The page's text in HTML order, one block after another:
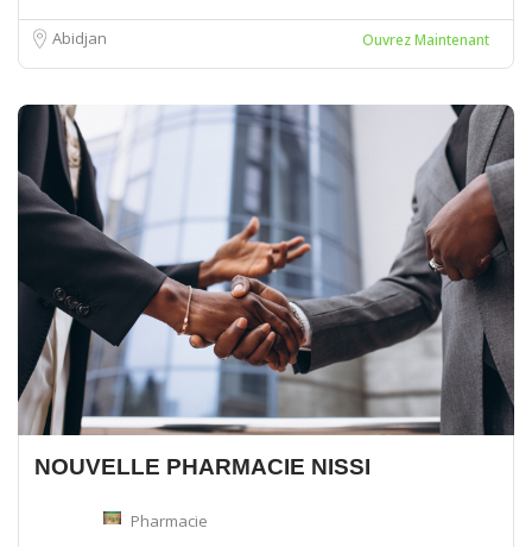
Abidjan Ouvrez Maintenant
NOUVELLE PHARMACIE NISSI
Pharmacie